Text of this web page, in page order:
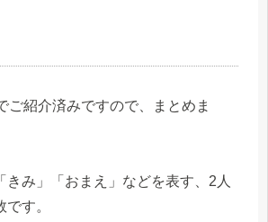
ご紹介済みですので、まとめま
きみ」「おまえ」などを表す、2人
です。